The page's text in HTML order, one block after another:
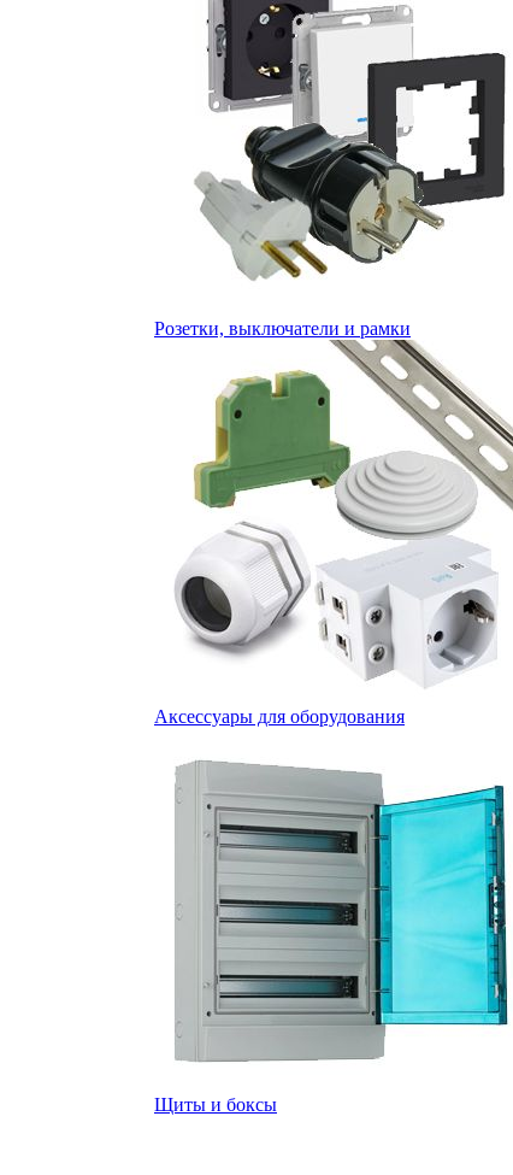
Розетки, выключатели и рамки
Аксессуары для оборудования
Щиты и боксы